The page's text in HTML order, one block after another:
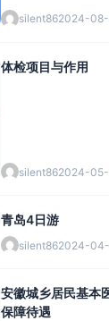
silent862024-
体检项目与作用
silent862024-
青岛4日游
silent862024-
安徽城乡居民基本
保障待遇